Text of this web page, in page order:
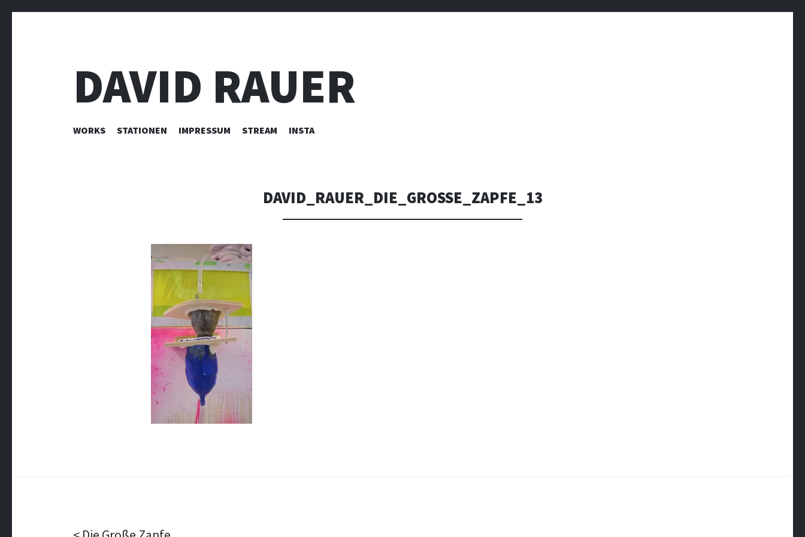
DAVID RAUER
ZUM INHALT SPRINGEN
WORKS STATIONEN IMPRESSUM STREAM INSTA
DAVID_RAUER_DIE_GROSSE_ZAPFE_13